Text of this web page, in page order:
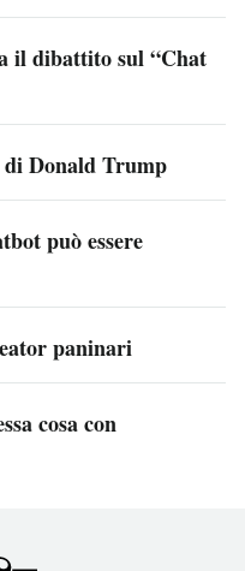
il dibattito sul “Chat
Donald Trump
può essere
paninari
cosa con